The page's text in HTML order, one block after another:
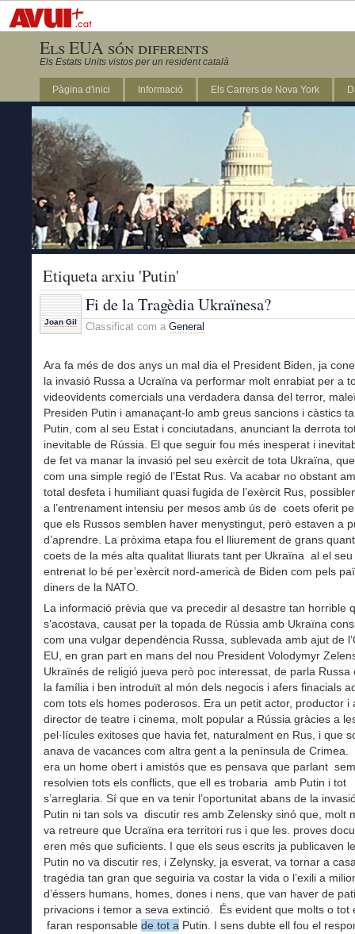
Els EUA són diferents
Els Estats Units vistos per un resident català
Pàgina d'inici Informació Els Carrers de Nova York
Etiqueta arxiu 'Putin'
Joan Gil
Fi de la Tragèdia Ukraïnesa?
Classificat com a General
Ara fa més de dos anys un mal dia el President Biden, ja
la invasió Russa a Ucraïna va performar molt enrabiat per a
videovidents comercials una verdadera dansa del terror,
Presiden Putin i amanaçant-lo amb greus sancions i càstics
Putin, com al seu Estat i conciutadans, anunciant la derrota
inevitable de Rússia. El que seguir fou més inesperat i
de fet va manar la invasió pel seu exèrcit de tota Ukraïna,
com una simple regió de l’Estat Rus. Va acabar no obstant
total desfeta i humiliant quasi fugida de l’exèrcit Rus,
a l’entrenament intensiu per mesos amb ús de coets oferit
que els Russos semblen haver menystingut, però estaven a
d’aprendre. La pròxima etapa fou el lliurement de grans
coets de la més alta qualitat lliurats tant per Ukraïna al el seu
entrenat lo bé per’exèrcit nord-americà de Biden com pels
diners de la NATO.
La informació prèvia que va precedir al desastre tan horrible
s’acostava, causat per la topada de Rússia amb Ukraïna
com una vulgar dependència Russa, sublevada amb ajut de
EU, en gran part en mans del nou President Volodymyr
Ukraïnés de religió jueva però poc interessat, de parla Russa
la família i ben introduït al món dels negocis i afers finacials
com tots els homes poderosos. Era un petit actor, productor i
director de teatre i cinema, molt popular a Rússia gràcies a
pel·lícules exitoses que havia fet, naturalment en Rus, i que
anava de vacances com altra gent a la península de Crimea.
era un home obert i amistós que es pensava que parlant
resolvien tots els conflicts, que ell es trobaria amb Putin i tot
s’arreglaria. Sí que en va tenir l’oportunitat abans de la
Putin ni tan sols va discutir res amb Zelensky sinó que, molt
va retreure que Ucraïna era territori rus i que les. proves
eren més que suficients. I que els seus escrits ja publicaven
Putin no va discutir res, i Zelynsky, ja esverat, va tornar a
tragèdia tan gran que seguiria va costar la vida o l’exili a
d’éssers humans, homes, dones i nens, que van haver de
privacions i temor a seva extinció. És evident que molts o tot
faran responsable de tot a Putin. I sens dubte ell fou el